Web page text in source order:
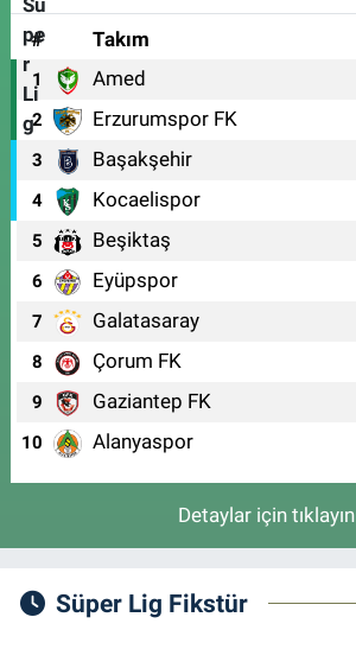
# Takım
1 Amed
2 Erzurumspor FK
3 Başakşehir
4 Kocaelispor
5 Beşiktaş
6 Eyüpspor
7 Galatasaray
8 Çorum FK
9 Gaziantep FK
10 Alanyaspor
Detaylar için tıklayın
Süper Lig Fikstür